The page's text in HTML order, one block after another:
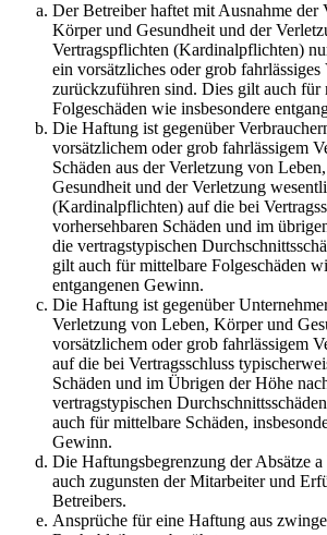
Der Betreiber haftet mit Ausnahme der
Körper und Gesundheit und der
Vertragspflichten (Kardinalpflichten)
ein vorsätzliches oder grob fahrlässiges
zurückzuführen sind. Dies gilt auch für
Folgeschäden wie insbesondere
Die Haftung ist gegenüber
vorsätzlichem oder grob fahrlässigem
Schäden aus der Verletzung von
Gesundheit und der Verletzung
(Kardinalpflichten) auf die bei
vorhersehbaren Schäden und im
die vertragstypischen
gilt auch für mittelbare Folgeschäden
entgangenen Gewinn.
Die Haftung ist gegenüber
Verletzung von Leben, Körper und
vorsätzlichem oder grob fahrlässigem
auf die bei Vertragsschluss
Schäden und im Übrigen der Höhe
vertragstypischen
auch für mittelbare Schäden,
Gewinn.
Die Haftungsbegrenzung der Absätze
auch zugunsten der Mitarbeiter und
Betreibers.
Ansprüche für eine Haftung aus